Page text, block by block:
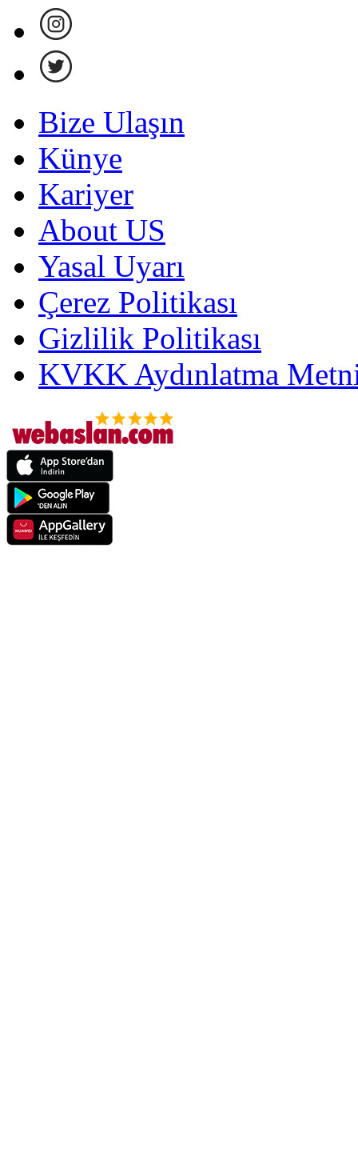
Bize Ulaşın
Künye
Kariyer
About US
Yasal Uyarı
Çerez Politikası
Gizlilik Politikası
KVKK Aydınlatma